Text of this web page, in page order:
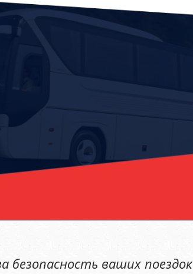
безопасность ваших поездок